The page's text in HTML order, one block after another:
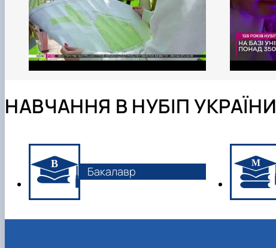
НАВЧАННЯ В НУБІП УКРАЇНИ
Бакалавр